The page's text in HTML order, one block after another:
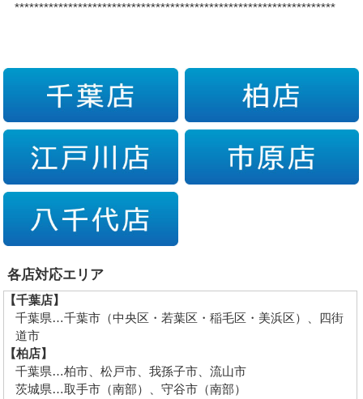
******************************************************************
各店対応エリア
【千葉店】
千葉県…千葉市（中央区・若葉区・稲毛区・美浜区）、四街
道市
【柏店】
千葉県…柏市、松戸市、我孫子市、流山市
茨城県…取手市（南部）、守谷市（南部）